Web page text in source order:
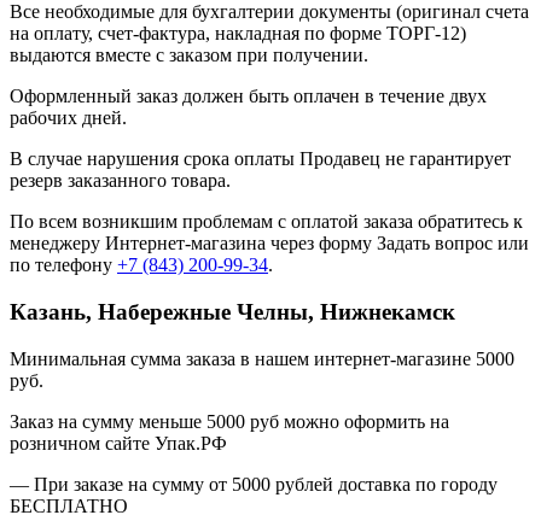
Все необходимые для бухгалтерии документы (оригинал счета
на оплату, счет-фактура, накладная по форме ТОРГ-12)
выдаются вместе с заказом при получении.
Оформленный заказ должен быть оплачен в течение двух
рабочих дней.
В случае нарушения срока оплаты Продавец не гарантирует
резерв заказанного товара.
По всем возникшим проблемам с оплатой заказа обратитесь к
менеджеру Интернет-магазина через форму Задать вопрос или
по телефону +7 (843) 200-99-34.
Казань, Набережные Челны, Нижнекамск
Минимальная сумма заказа в нашем интернет-магазине 5000
руб.
Заказ на сумму меньше 5000 руб можно оформить на
розничном сайте Упак.РФ
— При заказе на сумму от 5000 рублей доставка по городу
БЕСПЛАТНО